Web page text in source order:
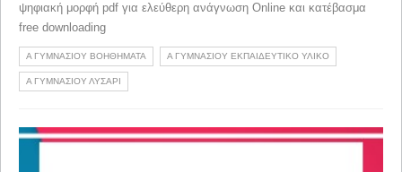
ψηφιακή μορφή pdf για ελεύθερη ανάγνωση Online και κατέβασμα
free downloading
Α ΓΥΜΝΑΣΙΟΥ ΒΟΗΘΗΜΑΤΑ Α ΓΥΜΝΑΣΙΟΥ ΕΚΠΑΙΔΕΥΤΙΚΟ ΥΛΙΚΟ
Α ΓΥΜΝΑΣΙΟΥ ΛΥΣΑΡΙ